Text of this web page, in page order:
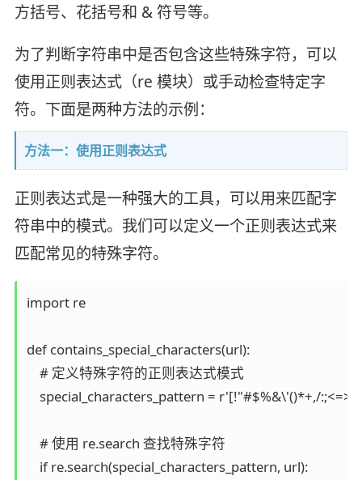
方括号、花括号和 & 符号等。
为了判断字符串中是否包含这些特殊字符，可以
使用正则表达式（re 模块）或手动检查特定字
符。下面是两种方法的示例：
方法一：使用正则表达式
正则表达式是一种强大的工具，可以用来匹配字
符串中的模式。我们可以定义一个正则表达式来
匹配常见的特殊字符。
import re
def contains_special_characters(url):
    # 定义特殊字符的正则表达式模式
special_characters_pattern = r'[!"#$%&\'()*+,/
    # 使用 re.search 查找特殊字符
    if re.search(special_characters_pattern, url):